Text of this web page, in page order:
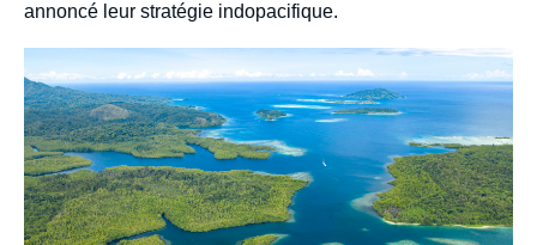
annoncé leur stratégie indopacifique.